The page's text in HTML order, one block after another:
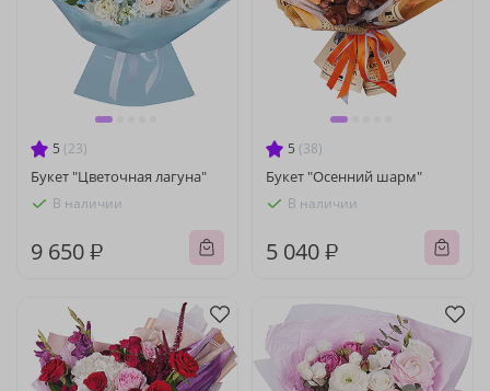
5 (23)
Букет "Цветочная лагуна"
В наличии
9 650 ₽
5 (38)
Букет "Осенний шарм"
В наличии
5 040 ₽